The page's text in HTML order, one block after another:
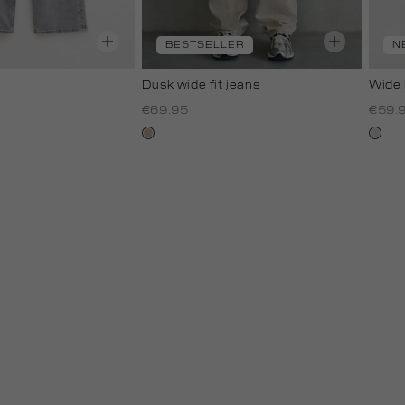
BESTSELLER
Dusk wide fit jeans
€69.95
lichtzand
Wide
grijs,